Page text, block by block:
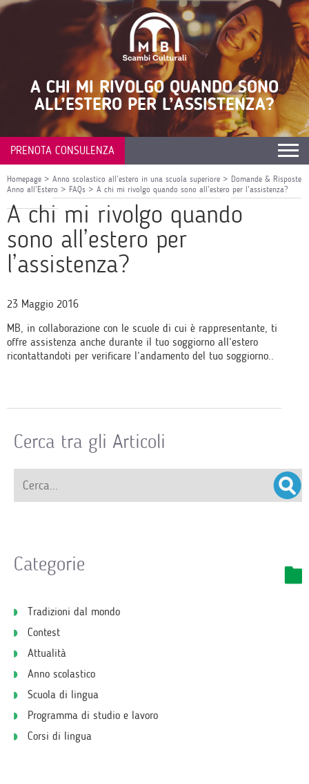
A CHI MI RIVOLGO QUANDO SONO
ALL’ESTERO PER L’ASSISTENZA?
PRENOTA CONSULENZA
Homepage > Anno scolastico all’estero in una scuola superiore > Domande & Risposte
Anno all’Estero > FAQs > A chi mi rivolgo quando sono all’estero per l’assistenza?
A chi mi rivolgo quando
sono all’estero per
l’assistenza?
23 Maggio 2016
MB, in collaborazione con le scuole di cui è rappresentante, ti
offre assistenza anche durante il tuo soggiorno all’estero
ricontattandoti per verificare l’andamento del tuo soggiorno..
Cerca tra gli Articoli
Categorie
Tradizioni dal mondo
Contest
Attualità
Anno scolastico
Scuola di lingua
Programma di studio e lavoro
Corsi di lingua